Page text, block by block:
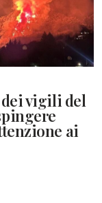
vigili del
ai